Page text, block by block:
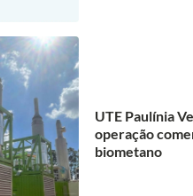
UTE Paulínia
operação
biometano